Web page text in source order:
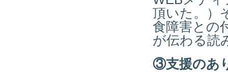
頂いた。）
食障害との
が伝わる読
③支援のあ